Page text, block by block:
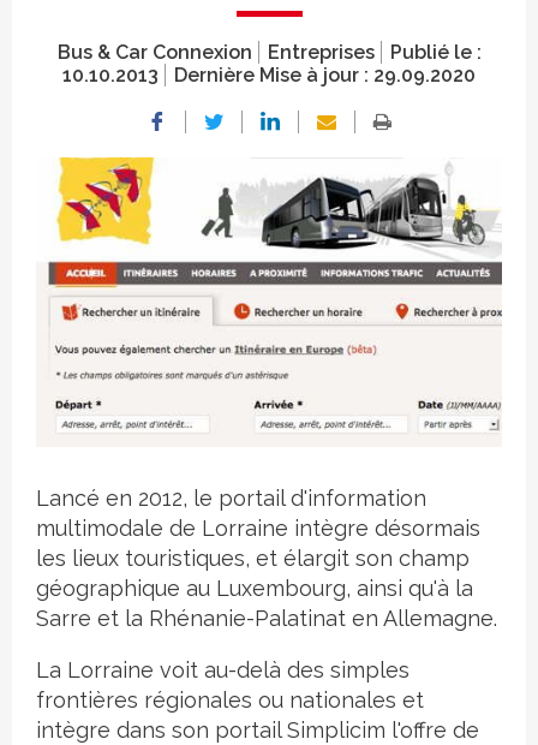
Bus & Car Connexion Entreprises
Publié le :
10.10.2013
Dernière Mise à jour : 29.09.2020
Crédit photo
Lancé en 2012, le portail d'information
multimodale de Lorraine intègre désormais
les lieux touristiques, et élargit son champ
géographique au Luxembourg, ainsi qu'à la
Sarre et la Rhénanie-Palatinat en Allemagne.
La Lorraine voit au-delà des simples
frontières régionales ou nationales et
intègre dans son portail Simplicim l'offre de